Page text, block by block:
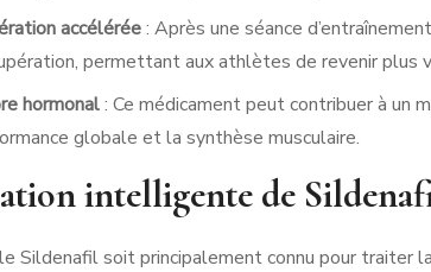
accélérée: Après une séance
permettant aux athlètes de revenir plus
hormonal: Ce médicament peut contribuer à un
globale et la synthèse musculaire.
intelligente de
Sildenafil soit principalement connu pour traiter